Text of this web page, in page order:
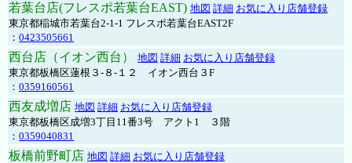
若葉台店(フレスポ若葉台EAST) 地図 詳細 お気に入り店舗登録
東京都稲城市若葉台2-1-1 フレスポ若葉台EAST2F
： 0423505661
西台店（イオン西台） 地図 詳細 お気に入り店舗登録
東京都板橋区蓮根３-８-１２ イオン西台３F
： 0359160561
西友成増店 地図 詳細 お気に入り店舗登録
東京都板橋区成増3丁目11番3号 アクト1 ３階
： 0359040831
板橋前野町店 地図 詳細 お気に入り店舗登録